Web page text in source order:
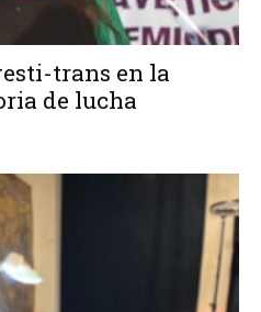
trans en la
de lucha